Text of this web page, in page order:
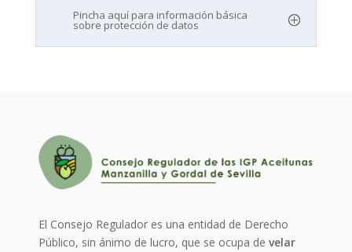
Pincha aquí para información básica
sobre protección de datos
El Consejo Regulador es una entidad de Derecho
Público, sin ánimo de lucro, que se ocupa develar